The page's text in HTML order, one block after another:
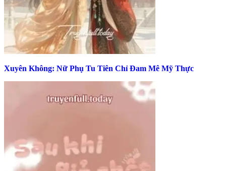
Xuyên Không: Nữ Phụ Tu Tiên Chỉ Đam Mê Mỹ Thực